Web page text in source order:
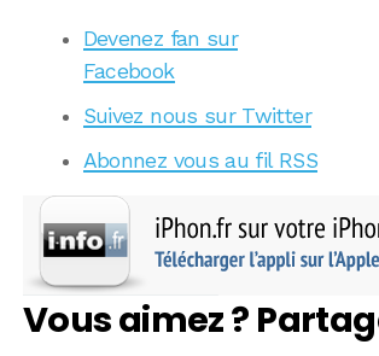
Devenez fan sur
Facebook
Suivez nous sur Twitter
Abonnez vous au fil RSS
Vous aimez ?